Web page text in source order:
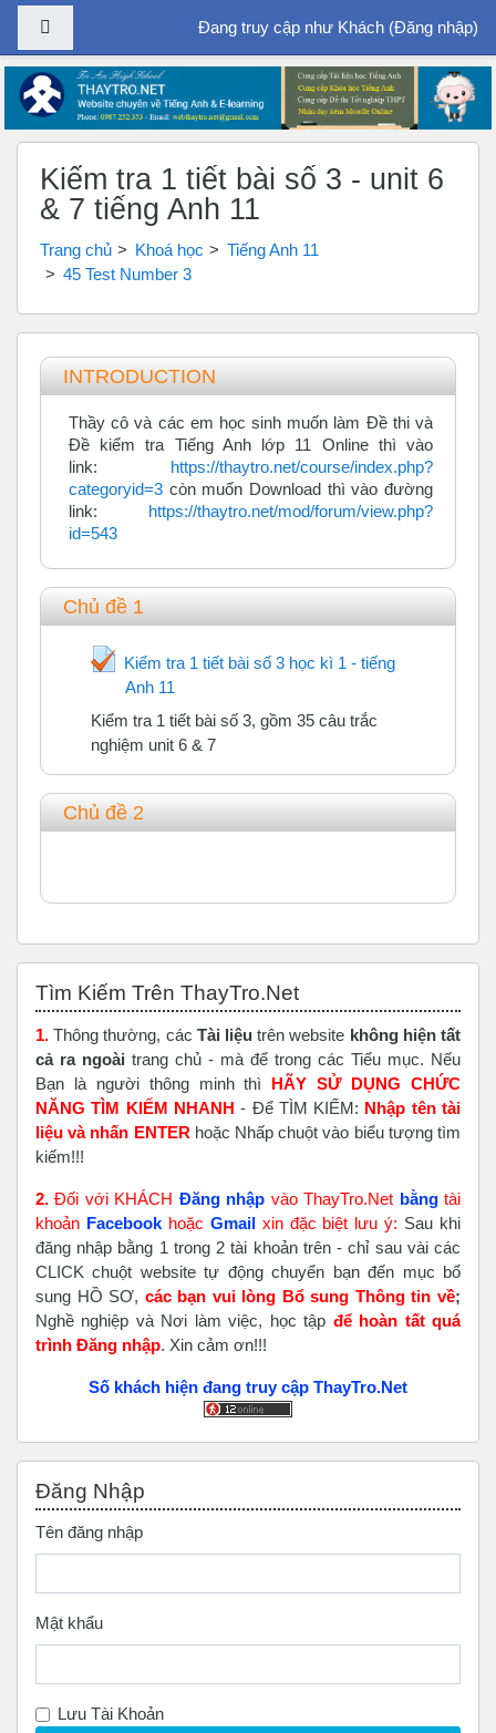
Chuyển tới nội dung chính
Bảng điều khiển cạnhĐang truy cập như Khách (Đăng nhập)
Kiểm tra 1 tiết bài số 3 - unit 6
& 7 tiếng Anh 11
Trang chủ Khoá học
Tiếng Anh 11
45 Test Number 3
Tổng quan các chủ đề
INTRODUCTION
Thầy cô và các em học sinh muốn làm Đề thi và
Đề kiểm tra Tiếng Anh lớp 11 Online thì vào
link: https://thaytro.net/course/index.php?
categoryid=3 còn muốn Download thì vào đường
link: https://thaytro.net/mod/forum/view.php?
id=543
Chủ đề 1
Kiểm tra 1 tiết bài số 3 học kì 1 - tiếng
Anh 11
Trắc nghiệm
Kiểm tra 1 tiết bài số 3, gồm 35 câu trắc
nghiệm unit 6 & 7
Chủ đề 2
Tìm Kiếm Trên ThayTro.Net
1. Thông thường, các Tài liệu trên website không hiện tất
cả ra ngoài trang chủ - mà để trong các Tiểu mục. Nếu
Bạn là người thông minh thì HÃY SỬ DỤNG CHỨC
NĂNG TÌM KIẾM NHANH - Để TÌM KIẾM: Nhập tên tài
liệu và nhấn ENTER hoặc Nhấp chuột vào biểu tượng tìm
kiếm!!!
2. Đối với KHÁCH Đăng nhập vào ThayTro.Net bằngtài
khoản Facebook hoặc Gmailxin đặc biệt lưu ý: Sau khi
đăng nhập bằng 1 trong 2 tài khoản trên - chỉ sau vài các
CLICK chuột website tự động chuyển bạn đến mục bổ
sung HỒ SƠ, các bạn vui lòng Bổ sung Thông tin về;
Nghề nghiệp và Nơi làm việc, học tập để hoàn tấtquá
trình Đăng nhập. Xin cảm ơn!!!
Số khách hiện đang truy cập ThayTro.Net
Đăng Nhập
Tên đăng nhập
Mật khẩu
Lưu Tài Khoản